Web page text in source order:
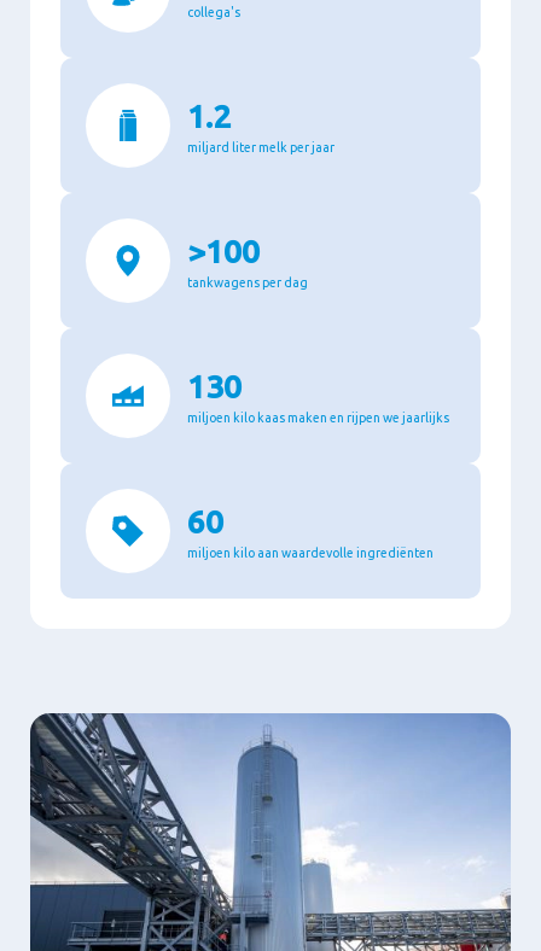
collega's
1.2
miljard liter melk per jaar
>100
tankwagens per dag
130
miljoen kilo kaas maken en rijpen we jaarlijks
60
miljoen kilo aan waardevolle ingrediënten